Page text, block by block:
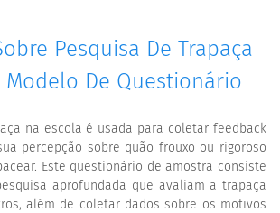
Pesquisa De Trapaça
Modelo De Questionário
na escola é usada para coletar feedback
percepção sobre quão frouxo ou rigoroso
Este questionário de amostra consiste
aprofundada que avaliam a trapaça
além de coletar dados sobre os motivos